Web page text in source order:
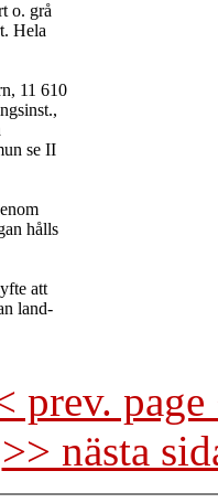
o. grå
Hela
11 610
se II
hålls
att
land-
prev.
>> nästa